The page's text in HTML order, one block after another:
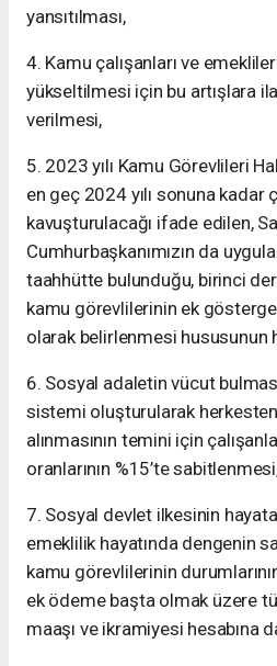
yansıtılması,
4. Kamu çalışanları ve
yükseltilmesi için bu artışlara
verilmesi,
5. 2023 yılı Kamu Görevlileri
en geç 2024 yılı sonuna kadar
kavuşturulacağı ifade edilen,
Cumhurbaşkanımızın da
taahhütte bulunduğu, birinci
kamu görevlilerinin ek
olarak belirlenmesi hususunun
6. Sosyal adaletin vücut
sistemi oluşturularak herkesten
alınmasının temini için
oranlarının %15’te
7. Sosyal devlet ilkesinin
emeklilik hayatında dengenin
kamu görevlilerinin
ek ödeme başta olmak üzere
maaşı ve ikramiyesi hesabına